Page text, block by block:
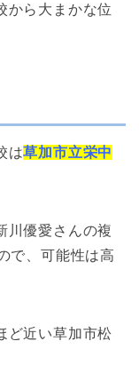
から大まかな位
は草加市立栄中
川優愛さんの複
で、可能性は高
ど近い草加市松